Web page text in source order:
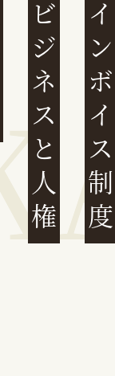
ビジネスと人権インボイス制度